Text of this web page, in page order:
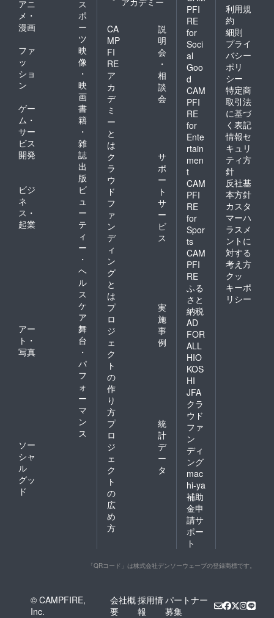
アニ
メ・
漫画
ス
ポ
ー
ツ
ファ
ッ
ショ
ン
映
像
・
映
画
ゲー
ム・
サー
ビス
開発
書
籍
・
雑
誌
出
版
ビジ
ネ
ス・
起業
ビ
ュ
ー
テ
ィ
ー
・
ヘ
ル
ス
ケ
ア
アー
ト・
写真
舞
台
・
パ
フ
ォ
ー
マ
ン
ス
ソー
シャ
ル
グッ
ド
CA
MP
FI
RE
ア
カ
デ
ミ
ー
と
は
説
明
会
・
相
談
会
ク
ラ
ウ
ド
フ
ァ
ン
デ
ィ
ン
グ
と
は
サ
ポ
ー
ト
サ
ー
ビ
ス
プ
ロ
ジ
ェ
ク
ト
の
作
り
方
実
施
事
例
プ
ロ
ジ
ェ
ク
ト
の
広
め
方
統
計
デ
ー
タ
PFI
RE
for
Soci
al
Goo
d
CAM
PFI
RE
for
Ente
rtain
men
t
CAM
PFI
RE
for
Spor
ts
CAM
PFI
RE
ふる
さと
納税
AD
FOR
ALL
HIO
KOS
HI
JFA
クラ
ウド
ファ
ン
ディ
ング
mac
hi-ya
補助
金申
請サ
ポー
ト
利用規
約
細則
プライ
バシー
ポリ
シー
特定商
取引法
に基づ
く表記
情報セ
キュリ
ティ方
針
反社基
本方針
カスタ
マーハ
ラスメ
ントに
対する
考え方
クッ
キーポ
リシー
「QRコード」は株式会社デンソーウェーブの登録商標です。
© CAMPFIRE,
Inc.
会社概
要
採用情
報
パートナー
募集